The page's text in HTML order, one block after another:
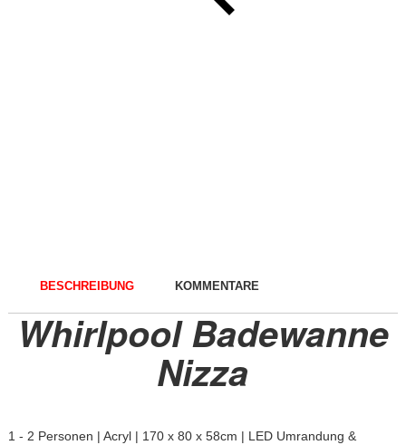
BESCHREIBUNG KOMMENTARE
Whirlpool Badewanne
Nizza
1 - 2 Personen | Acryl | 170 x 80 x 58cm | LED Umrandung &